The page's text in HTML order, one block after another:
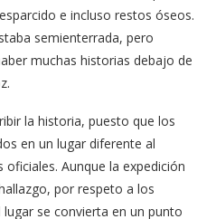
e incluso restos óseos.
semienterrada, pero
muchas historias debajo de
la historia, puesto que los
en un lugar diferente al
Aunque la expedición
por respeto a los
se convierta en un punto